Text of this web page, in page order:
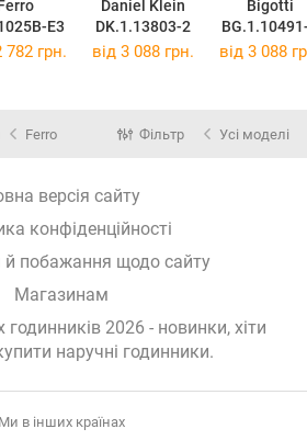
E3
Daniel Klein
DK.1.13803-2
Bigotti
782 грн. від 3 088 грн. від 3 088
Ferro Фільтр Усі моделі
версія сайту
конфіденційності
й побажання щодо сайту
Магазинам
2026 - новинки, хіти
наручні годинники.
Ми в інших країнах